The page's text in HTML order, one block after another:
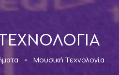
- Μουσική Τεχνολογία